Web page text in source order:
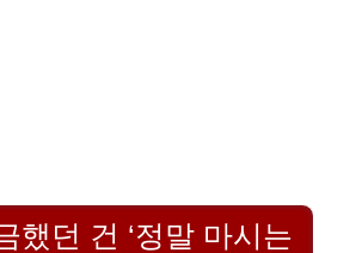
했던 건 ‘정말 마시는